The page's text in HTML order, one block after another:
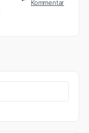
Kommentar